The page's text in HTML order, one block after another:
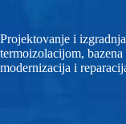
Projektovanje i
termoizolacijom,
modernizacija i